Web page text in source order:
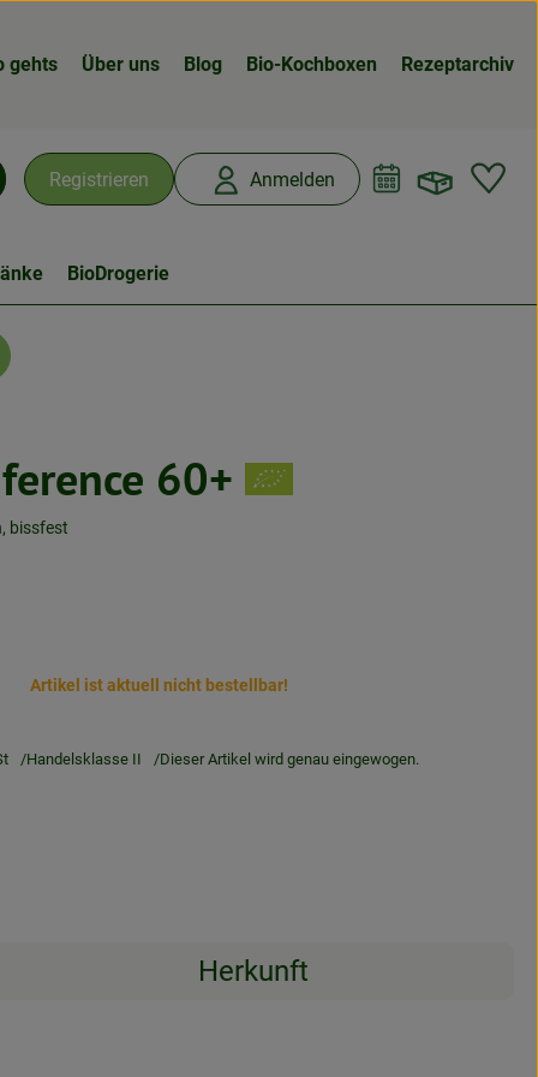
gehts Über uns Blog Bio-Kochboxen Rezeptarchiv
Registrieren Anmelden
BioDrogerie
60+
bissfest
Artikel ist aktuell nicht bestellbar!
Handelsklasse II Dieser Artikel wird genau eingewogen.
Herkunft